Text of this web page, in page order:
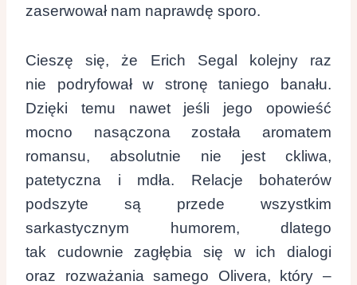
zaserwował nam naprawdę sporo.
Cieszę się, że Erich Segal kolejny raz
nie podryfował w stronę taniego banału.
Dzięki temu nawet jeśli jego opowieść
mocno nasączona została aromatem
romansu, absolutnie nie jest ckliwa,
patetyczna i mdła. Relacje bohaterów
podszyte są przede wszystkim
sarkastycznym humorem, dlatego
tak cudownie zagłębia się w ich dialogi
oraz rozważania samego Olivera, który –